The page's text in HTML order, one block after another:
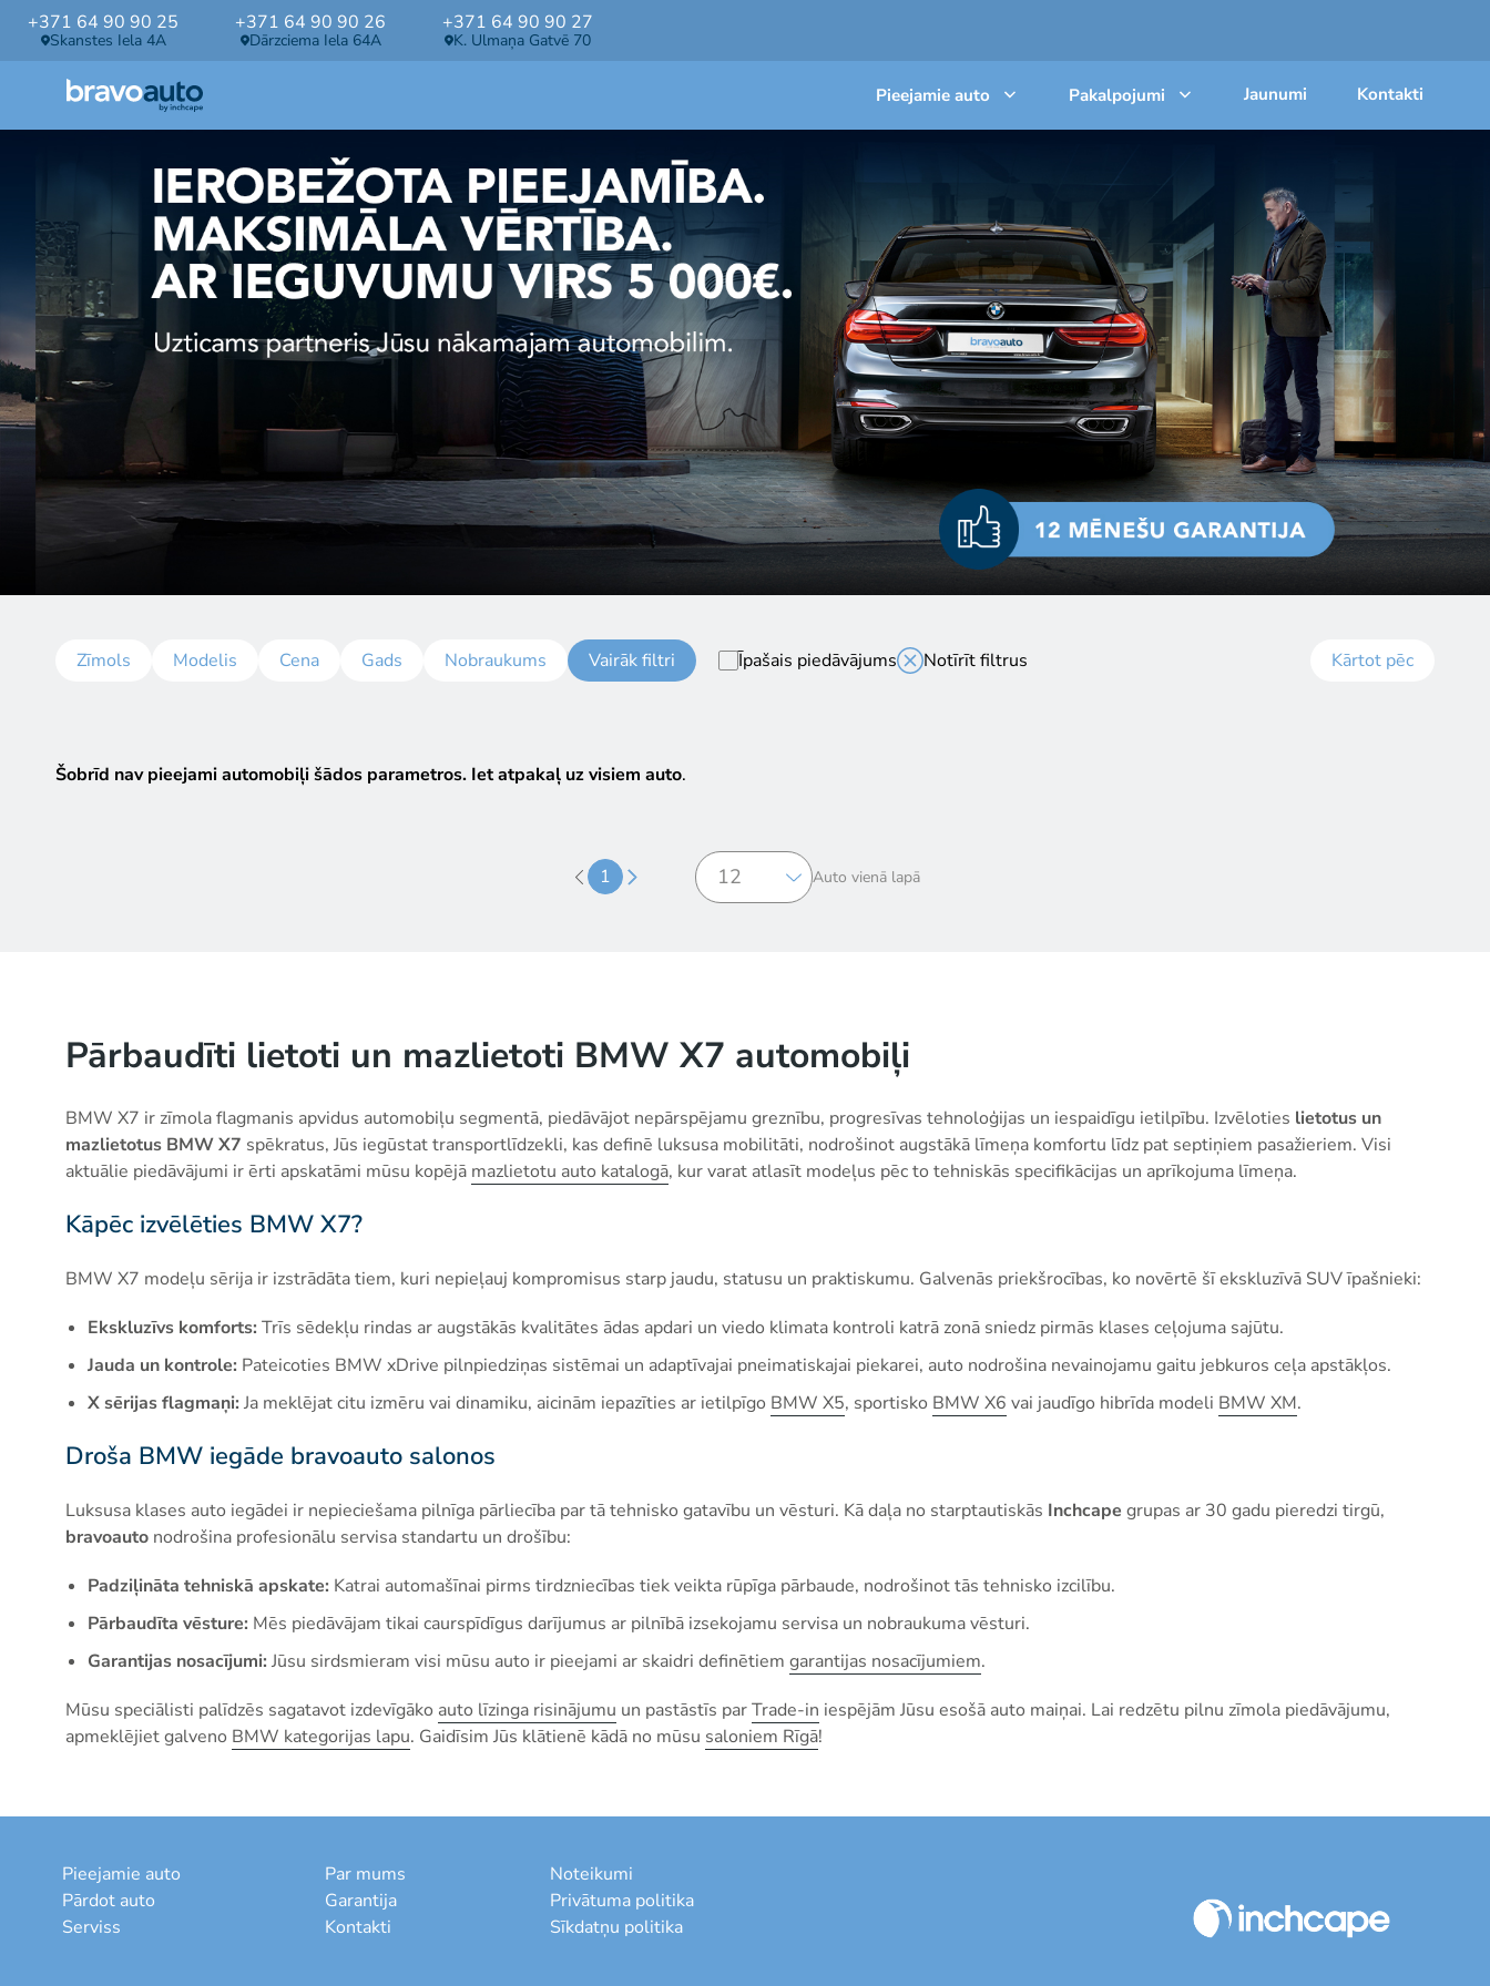
+371 64 90 90 25
Skanstes Iela 4A
+371 64 90 90 26
Dārzciema Iela 64A
+371 64 90 90 27
K. Ulmaņa Gatvē 70
Pieejamie auto Pakalpojumi Jaunumi Kontakti
Zīmols Modelis Cena Gads Nobraukums Vairāk filtri Īpašais piedāvājums Notīrīt filtrus Kārtot pēc
Šobrīd nav pieejami automobiļi šādos parametros. Iet atpakaļ uz visiem auto.
1 Auto vienā lapā
Pārbaudīti lietoti un mazlietoti BMW X7 automobiļi
BMW X7 ir zīmola flagmanis apvidus automobiļu segmentā, piedāvājot nepārspējamu greznību, progresīvas tehnoloģijas un iespaidīgu ietilpību. Izvēloties lietotus un
mazlietotus BMW X7 spēkratus, Jūs iegūstat transportlīdzekli, kas definē luksusa mobilitāti, nodrošinot augstākā līmeņa komfortu līdz pat septiņiem pasažieriem. Visi
aktuālie piedāvājumi ir ērti apskatāmi mūsu kopējā mazlietotu auto katalogā, kur varat atlasīt modeļus pēc to tehniskās specifikācijas un aprīkojuma līmeņa.
Kāpēc izvēlēties BMW X7?
BMW X7 modeļu sērija ir izstrādāta tiem, kuri nepieļauj kompromisus starp jaudu, statusu un praktiskumu. Galvenās priekšrocības, ko novērtē šī ekskluzīvā SUV īpašnieki:
Ekskluzīvs komforts: Trīs sēdekļu rindas ar augstākās kvalitātes ādas apdari un viedo klimata kontroli katrā zonā sniedz pirmās klases ceļojuma sajūtu.
Jauda un kontrole: Pateicoties BMW xDrive pilnpiedziņas sistēmai un adaptīvajai pneimatiskajai piekarei, auto nodrošina nevainojamu gaitu jebkuros ceļa apstākļos.
X sērijas flagmaņi: Ja meklējat citu izmēru vai dinamiku, aicinām iepazīties ar ietilpīgo BMW X5, sportisko BMW X6 vai jaudīgo hibrīda modeli BMW XM.
Droša BMW iegāde bravoauto salonos
Luksusa klases auto iegādei ir nepieciešama pilnīga pārliecība par tā tehnisko gatavību un vēsturi. Kā daļa no starptautiskās Inchcape grupas ar 30 gadu pieredzi tirgū,
bravoauto nodrošina profesionālu servisa standartu un drošību:
Padziļināta tehniskā apskate: Katrai automašīnai pirms tirdzniecības tiek veikta rūpīga pārbaude, nodrošinot tās tehnisko izcilību.
Pārbaudīta vēsture: Mēs piedāvājam tikai caurspīdīgus darījumus ar pilnībā izsekojamu servisa un nobraukuma vēsturi.
Garantijas nosacījumi: Jūsu sirdsmieram visi mūsu auto ir pieejami ar skaidri definētiem garantijas nosacījumiem.
Mūsu speciālisti palīdzēs sagatavot izdevīgāko auto līzinga risinājumu un pastāstīs parTrade-in iespējām Jūsu esošā auto maiņai. Lai redzētu pilnu zīmola piedāvājumu,
apmeklējiet galveno BMW kategorijas lapu. Gaidīsim Jūs klātienē kādā no mūsu saloniem Rīgā!
Pieejamie auto
Pārdot auto
Serviss
Par mums
Garantija
Kontakti
Noteikumi
Privātuma politika
Sīkdatņu politika